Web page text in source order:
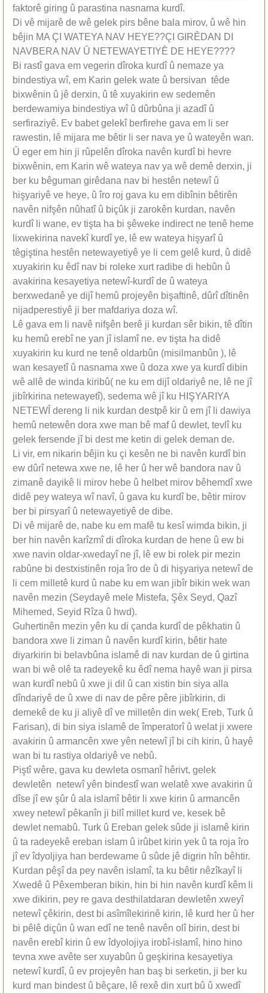
faktorê giring û parastina nasnama kurdî.
Di vê mijarê de wê gelek pirs bêne bala mirov, û wê hin
bêjin MA ÇI WATEYA NAV HEYE??ÇI GIRÊDAN DI
NAVBERA NAV Û NETEWAYETIYÊ DE HEYE????
Bi rastî gava em vegerin dîroka kurdî û nemaze ya
bindestiya wî, em Karin gelek wate û bersivan têde
bixwênin û jê derxin, û tê xuyakirin ew sedemên
berdewamiya bindestiya wî û dûrbûna ji azadî û
serfiraziyê. Ev babet gelekî berfirehe gava em li ser
rawestin, lê mijara me bêtir li ser nava ye û wateyên wan.
Û eger em hin ji rûpelên dîroka navên kurdî bi hevre
bixwênin, em Karin wê wateya nav ya wê demê derxin, ji
ber ku bêguman girêdana nav bi hestên netewî û
hişyariyê ve heye, û îro roj gava ku em dibînin bêtirên
navên nifşên nûhatî û biçûk ji zarokên kurdan, navên
kurdî li wane, ev tişta ha bi şêweke indirect ne tenê heme
lixwekirina navekî kurdî ye, lê ew wateya hişyarî û
têgiştina hestên netewayetiyê ye li cem gelê kurd, û didê
xuyakirin ku êdî nav bi roleke xurt radibe di hebûn û
avakirina kesayetiya netewî-kurdî de û wateya
berxwedanê ye dijî hemû projeyên bişaftinê, dûrî dîtinên
nijadperestiyê ji ber mafdariya doza wî.
Lê gava em li navê nifşên berê ji kurdan sêr bikin, tê dîtin
ku hemû erebî ne yan jî islamî ne. ev tişta ha didê
xuyakirin ku kurd ne tenê oldarbûn (misilmanbûn ), lê
wan kesayetî û nasnama xwe û doza xwe ya kurdî dibin
wê allê de winda kiribû( ne ku em dijî oldariyê ne, lê ne jî
jibîrkirina netewayetî), sedema wê jî ku HIŞYARIYA
NETEWÎ dereng li nik kurdan destpê kir û em jî li dawiya
hemû netewên dora xwe man bê maf û dewlet, tevlî ku
gelek fersende jî bi dest me ketin di gelek deman de.
Li vir, em nikarin bêjin ku çi kesên ne bi navên kurdî bin
ew dûrî netewa xwe ne, lê her û her wê bandora nav û
zimanê dayikê li mirov hebe û helbet mirov bêhemdî xwe
didê pey wateya wî navî, û gava ku kurdî be, bêtir mirov
ber bi pirsyarî û netewayetiyê de dibe.
Di vê mijarê de, nabe ku em mafê tu kesî wimda bikin, ji
ber hin navên karîzmî di dîroka kurdan de hene û ew bi
xwe navin oldar-xwedayî ne jî, lê ew bi rolek pir mezin
rabûne bi destxistinên roja îro de û di hişyariya netewî de
li cem milletê kurd û nabe ku em wan jibîr bikin wek wan
navên mezin (Seydayê mele Mistefa, Şêx Seyd, Qazî
Mihemed, Seyid Rîza û hwd).
Guhertinên mezin yên ku di çanda kurdî de pêkhatin û
bandora xwe li ziman û navên kurdî kirin, bêtir hate
diyarkirin bi belavbûna islamê di nav kurdan de û girtina
wan bi wê olê ta radeyekê ku êdî nema hayê wan ji pirsa
wan kurdî nebû û xwe ji dil û can xistin bin siya alla
dîndariyê de û xwe di nav de pêre pêre jibîrkirin, di
demekê de ku ji aliyê dî ve milletên din wek( Ereb, Turk û
Farisan), di bin siya islamê de împeratorî û welat ji xwere
avakirin û armancên xwe yên netewî jî bi cih kirin, û hayê
wan bi tu rastiya oldariyê ve nebû.
Piştî wêre, gava ku dewleta osmanî hêrivt, gelek
dewletên netewî yên bindestî wan welatê xwe avakirin û
dîse jî ew şûr û ala islamî bêtir li xwe kirin û armancên
xwey netewî pêkanîn ji bilî millet kurd ve, kesek bê
dewlet nemabû. Turk û Ereban gelek sûde ji islamê kirin
û ta radeyekê ereban islam û irûbet kirin yek û ta roja îro
jî ev îdyoljiya han berdewame û sûde jê digrin hîn bêhtir.
Kurdan pêşî da pey navên islamî, ta ku bêtir nêzîkayî li
Xwedê û Pêxemberan bikin, hin bi hin navên kurdî kêm li
xwe dikirin, pey re gava desthilatdaran dewletên xweyî
netewî çêkirin, dest bi asîmîlekirinê kirin, lê kurd her û her
bi pêlê diçûn û wan edî ne tenê navên olî birin, dest bi
navên erebî kirin û ew îdyolojiya irobî-islamî, hino hino
tevna xwe avête ser xuyabûn û geşkirina kesayetiya
netewî kurdî, û ev projeyên han baş bi serketin, ji ber ku
kurd man bindest û bêçare, lê rexê din xurt bû û xwedî